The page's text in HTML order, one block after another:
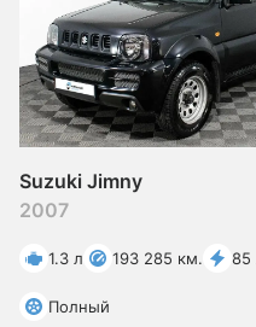
Suzuki Jimny
2007
1.3 л 193 285 км. 85
Полный